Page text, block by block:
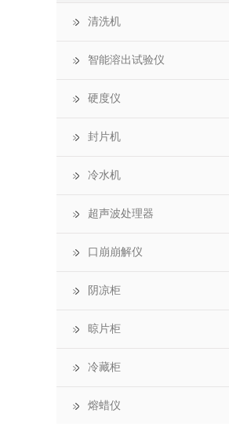
清洗机
智能溶出试验仪
硬度仪
封片机
冷水机
超声波处理器
口崩崩解仪
阴凉柜
晾片柜
冷藏柜
熔蜡仪